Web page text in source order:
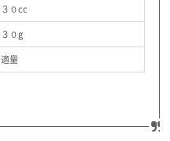
３０cc
３０g
適量